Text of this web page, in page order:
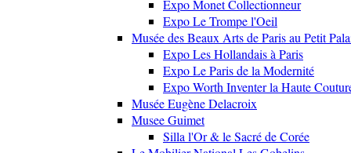
Expo Monet Collectionneur
Expo Le Trompe l'Oeil
Musée des Beaux Arts de Paris au Petit
Expo Les Hollandais à Paris
Expo Le Paris de la Modernité
Expo Worth Inventer la Haute
Musée Eugène Delacroix
Musee Guimet
Silla l'Or & le Sacré de Corée